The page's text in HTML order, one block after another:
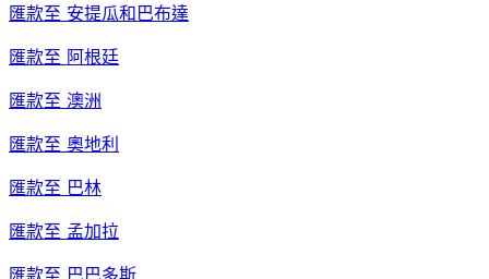
匯款至 安提瓜和巴布達
匯款至 阿根廷
匯款至 澳洲
匯款至 奧地利
匯款至 巴林
匯款至 孟加拉
匯款至 巴巴多斯